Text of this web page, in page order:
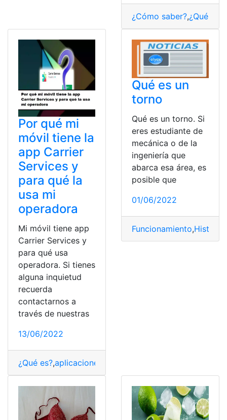
¿Cómo saber?,¿Qué es?
Por qué mi
móvil tiene la
app Carrier
Services y
para qué la
usa mi
operadora
Mi móvil tiene app
Carrier Services y
para qué usa
operadora. Si tienes
alguna inquietud
recuerda
contactarnos a
través de nuestras
13/06/2022
¿Qué es?,aplicaciones
Qué es un
torno
Qué es un torno. Si
eres estudiante de
mecánica o de la
ingeniería que
abarca esa área, es
posible que
01/06/2022
Funcionamiento,Historia